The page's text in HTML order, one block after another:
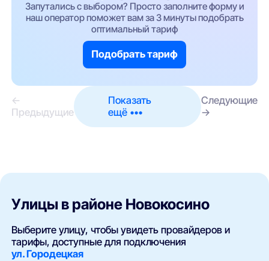
Запутались с выбором? Просто заполните форму и
наш оператор поможет вам за 3 минуты подобрать
оптимальный тариф
Подобрать тариф
←
Предыдущие
Показать
ещё •••
Следующие
→
Улицы в районе Новокосино
Выберите улицу, чтобы увидеть провайдеров и
тарифы, доступные для подключения
ул. Городецкая